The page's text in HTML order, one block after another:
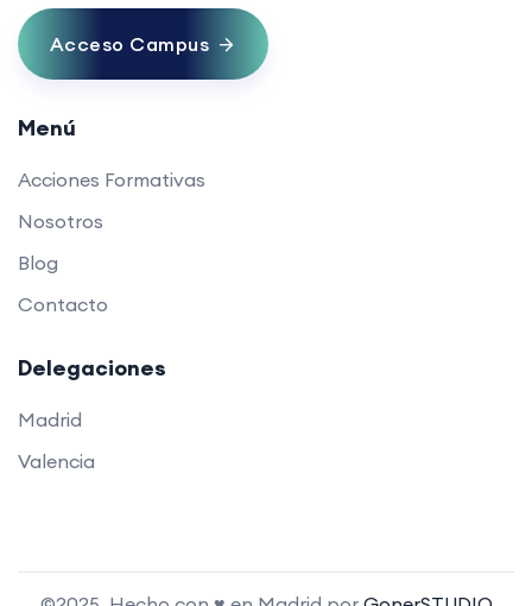
Acceso Campus
Menú
Acciones Formativas
Nosotros
Blog
Contacto
Delegaciones
Madrid
Valencia